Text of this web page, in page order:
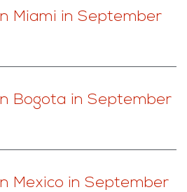
Miami in September
Bogota in September
Mexico in September